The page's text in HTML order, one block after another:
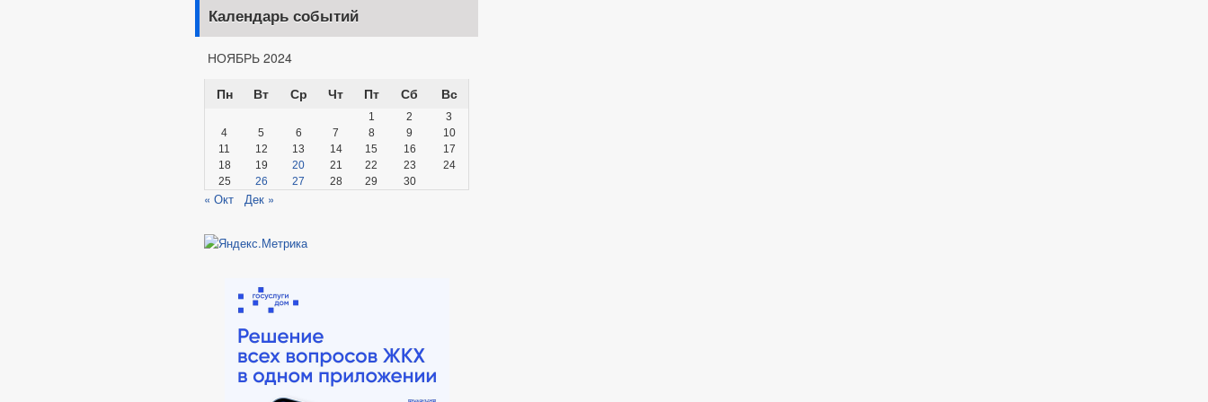
Календарь событий
НОЯБРЬ 2024
Пн
Вт Ср Чт Пт Сб Вс
1 2
3
4
5 6 7 8 9
10
11
12 13 14 15 16
17
18
19 20 21 22 23
24
25
26 27 28 29 30
« Окт Дек »